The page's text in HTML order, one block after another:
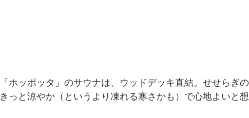
「ホッポッタ」のサウナは、ウッドデッキ直結。せせらぎ
きっと涼やか（というより凍れる寒さかも）で心地よいと想